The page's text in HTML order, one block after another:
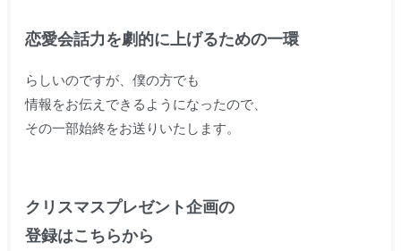
恋愛会話力を劇的に上げるための一環
らしいのですが、僕の方でも
情報をお伝えできるようになったので、
その一部始終をお送りいたします。
クリスマスプレゼント企画の
登録はこちらから